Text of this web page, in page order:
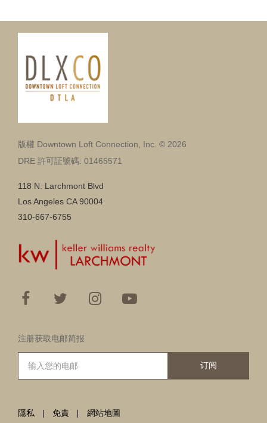
版權 Downtown Loft Connection, Inc. © 2026
DRE 許可証號碼: 01465571
118 N. Larchmont Blvd
Los Angeles CA 90004
310-667-6755
注册获取电邮简报
订阅
隱私 免責 網站地圖